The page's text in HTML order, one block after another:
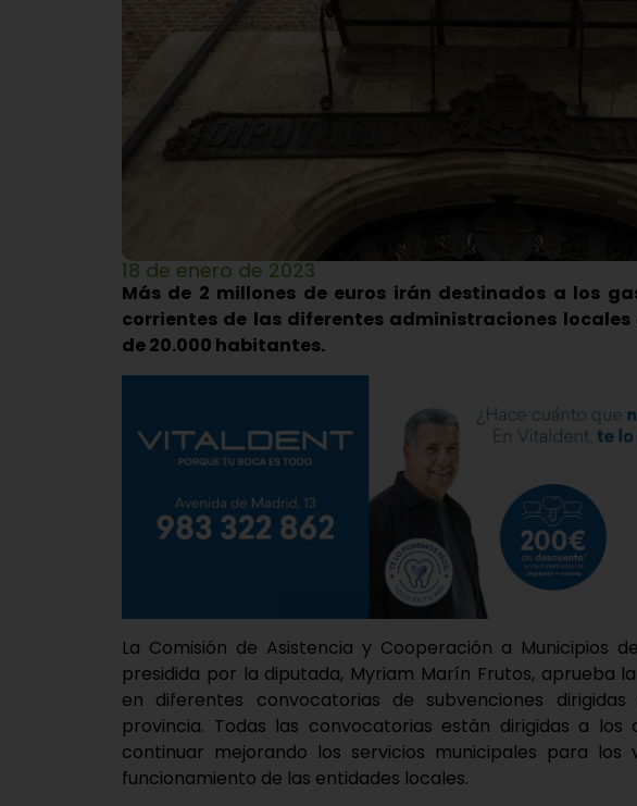
18 de enero de 2023
Más de 2 millones de euros irán destinados a los
corrientes de las diferentes administraciones
de 20.000 habitantes.
La Comisión de Asistencia y Cooperación a Municipios
presidida por la diputada, Myriam Marín Frutos, aprueba
en diferentes convocatorias de subvenciones
provincia. Todas las convocatorias están dirigidas a
continuar mejorando los servicios municipales para
funcionamiento de las entidades locales.